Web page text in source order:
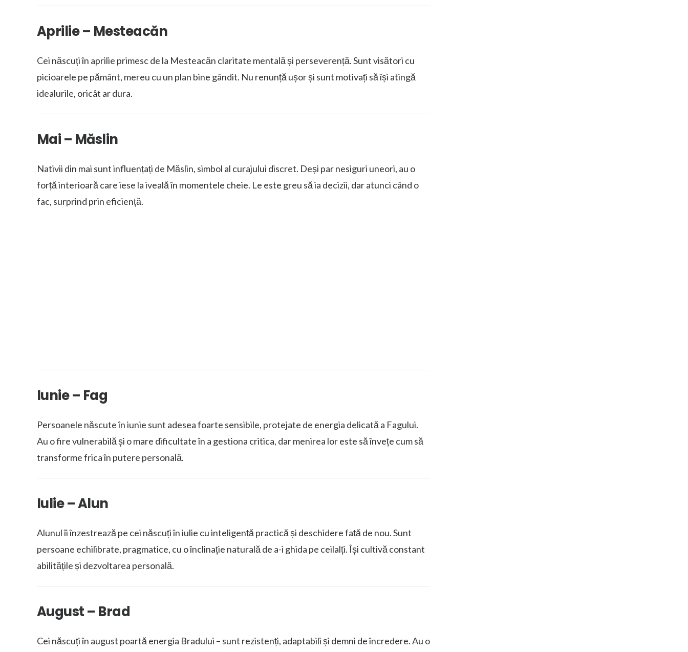
Aprilie – Mesteacăn
Cei născuți în aprilie primesc de la Mesteacăn claritate mentală și perseverență. Sunt visători cu
picioarele pe pământ, mereu cu un plan bine gândit. Nu renunță ușor și sunt motivați să își atingă
idealurile, oricât ar dura.
Mai – Măslin
Nativii din mai sunt influențați de Măslin, simbol al curajului discret. Deși par nesiguri uneori, au o
forță interioară care iese la iveală în momentele cheie. Le este greu să ia decizii, dar atunci când o
fac, surprind prin eficiență.
Iunie – Fag
Persoanele născute în iunie sunt adesea foarte sensibile, protejate de energia delicată a Fagului.
Au o fire vulnerabilă și o mare dificultate în a gestiona critica, dar menirea lor este să învețe cum să
transforme frica în putere personală.
Iulie – Alun
Alunul îi înzestrează pe cei născuți în iulie cu inteligență practică și deschidere față de nou. Sunt
persoane echilibrate, pragmatice, cu o înclinație naturală de a-i ghida pe ceilalți. Își cultivă constant
abilitățile și dezvoltarea personală.
August – Brad
Cei născuți în august poartă energia Bradului – sunt rezistenți, adaptabili și demni de încredere. Au o